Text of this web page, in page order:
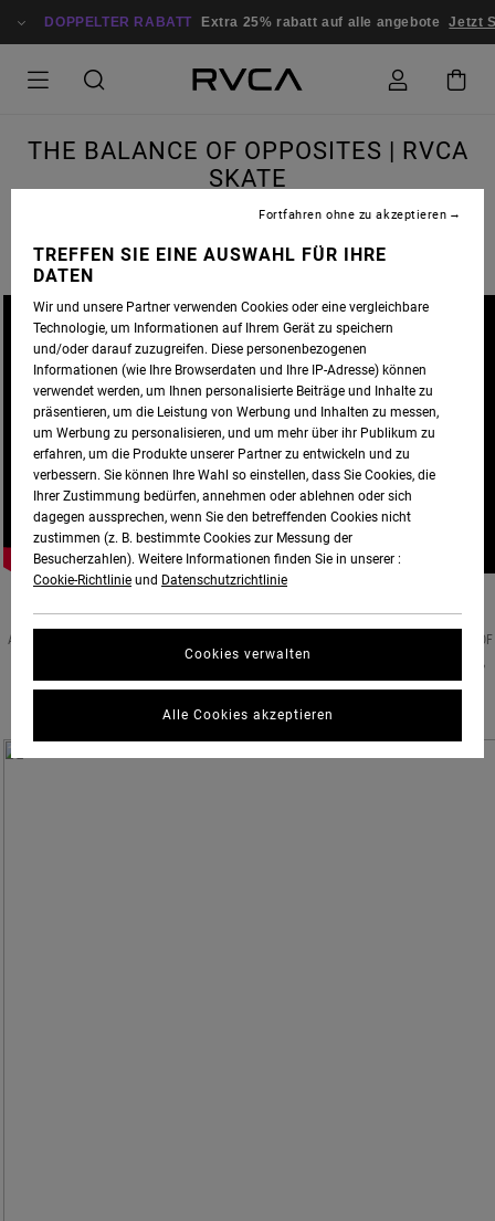
DOPPELTER RABATT Extra 25% rabatt auf alle angebote Jetzt
THE BALANCE OF OPPOSITES | RVCA
SKATE
‘THE BALANCE OF OPPOSITES’ SKATE VIDEO IS A COLLECTION OF FOOTAGE
ACCUMULATED FROM RVCA SKATE TEAM TRIPS AROUND THE WORLD FROM THE FALL OF
2017 THROUGH SUMMER OF 2019. FEATURINGAIDAN CAMPBELL
,
CURREN CAPLES,GREYSON FLETCHER,JEREMY LEABRES,JULIAN DAVIDSON,KEVIN
MARK SUCIU , NESTOR JUDKINS
TREFFEN SIE EINE AUSWAHL FÜR IHRE
DATEN
Wir und unsere Partner verwenden Cookies oder eine vergleichbare
Technologie, um Informationen auf Ihrem Gerät zu speichern
und/oder darauf zuzugreifen. Diese personenbezogenen
Informationen (wie Ihre Browserdaten und Ihre IP-Adresse) können
verwendet werden, um Ihnen personalisierte Beiträge und Inhalte zu
präsentieren, um die Leistung von Werbung und Inhalten zu messen,
um Werbung zu personalisieren, und um mehr über ihr Publikum zu
erfahren, um die Produkte unserer Partner zu entwickeln und zu
verbessern. Sie können Ihre Wahl so einstellen, dass Sie Cookies, die
Ihrer Zustimmung bedürfen, annehmen oder ablehnen oder sich
dagegen aussprechen, wenn Sie den betreffenden Cookies nicht
zustimmen (z. B. bestimmte Cookies zur Messung der
Besucherzahlen). Weitere Informationen finden Sie in unserer :
Cookie-Richtlinie und Datenschutzrichtlinie
Cookies verwalten
Fortfahren ohne zu akzeptieren
Alle Cookies akzeptieren